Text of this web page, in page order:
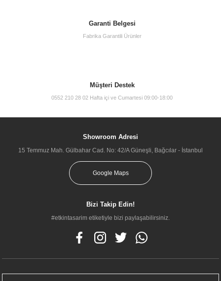
Garanti Belgesi
Fabrika Garantili Ürünler
Müşteri Destek
0552 210 28 02 Hafta içi ve Cumartesi 09:00-18:00
Showroom Adresi
15 Temmuz Mah. Gülbahar Cad. No: 42/A Güneşli, Bağcılar - İstanbul
Google Maps
Bizi Takip Edin!
#etkintasarim etiketiyle bizi paylaşabilirsiniz.